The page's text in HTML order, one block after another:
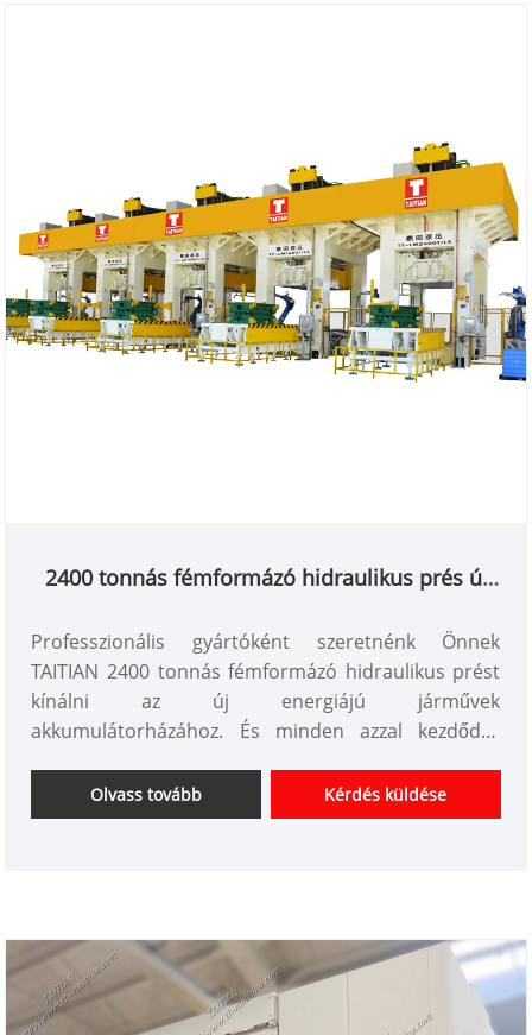
2400 tonnás fémformázó hidraulikus prés új
Professzionális gyártóként szeretnénk Önnek
TAITIAN 2400 tonnás fémformázó hidraulikus prést
kínálni az új energiájú járművek
akkumulátorházához. És minden azzal kezdődik,
Cikkszám: TT-LM2400T/LS
Fizetés: T/T,L/C
Minimális rendelés: 1 készlet
Átfutási idő: kb 4 hónap
Olvass tovább Kérdés küldése